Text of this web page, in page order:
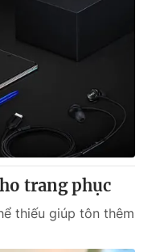
trang phục
thiếu giúp tôn thêm